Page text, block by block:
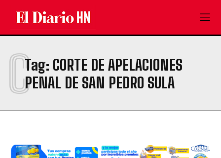
Tag: CORTE DE APELACIONES
PENAL DE SAN PEDRO SULA
C